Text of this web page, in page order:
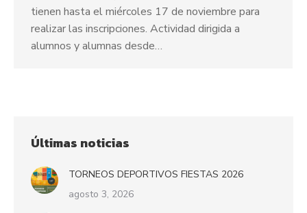
tienen hasta el miércoles 17 de noviembre para
realizar las inscripciones. Actividad dirigida a
alumnos y alumnas desde…
Últimas noticias
TORNEOS DEPORTIVOS FIESTAS 2026
agosto 3, 2026